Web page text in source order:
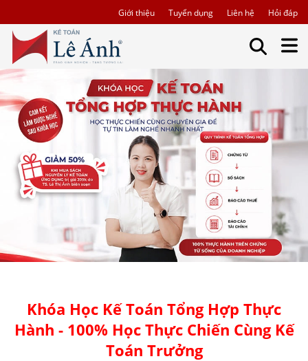
Giới thiệu Tuyển dụng Liên hệ Hỏi đáp
Khóa Học Kế Toán Tổng Hợp Thực
Hành - 100% Học Thực Chiến Cùng Kế
Toán Trưởng